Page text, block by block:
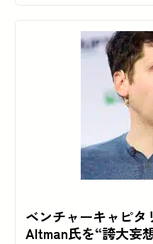
ベンチャーキャピタ
Altman氏を“誇大妄